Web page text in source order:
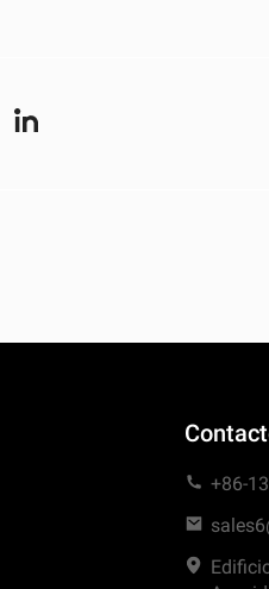
+86-